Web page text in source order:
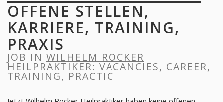
OFFENE STELLEN,
KARRIERE, TRAINING,
PRAXIS
JOB IN WILHELM ROCKER
HEILPRAKTIKER: VACANCIES, CAREER,
TRAINING, PRACTIC